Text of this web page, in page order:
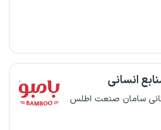
انسانی
سامان صنعت اطلس